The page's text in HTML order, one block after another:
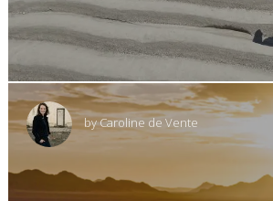
byCaroline de Vente